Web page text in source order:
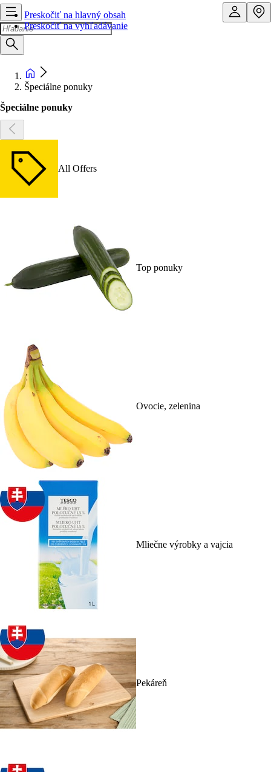
Preskočiť na hlavný obsah
Preskočiť na vyhľadávanie
Špeciálne ponuky
Špeciálne ponuky
All Offers
Top ponuky
Ovocie, zelenina
Mliečne výrobky a vajcia
Pekáreň